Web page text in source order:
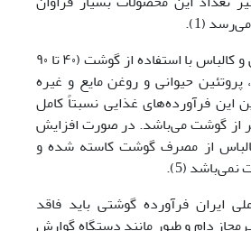
انواع مختلف سوسیس و کالباس با استفاده از گوشت (۴۰ تا ۹۰
حیوانی و روغن مایع و غیره
این فرآورده‌های غذایی نسبتاً کامل
از گوشت می‌باشد. در صورت افزایش
از مصرف گوشت کاسته شده و
(5).
ایران فرآورده گوشتی باید فاقد